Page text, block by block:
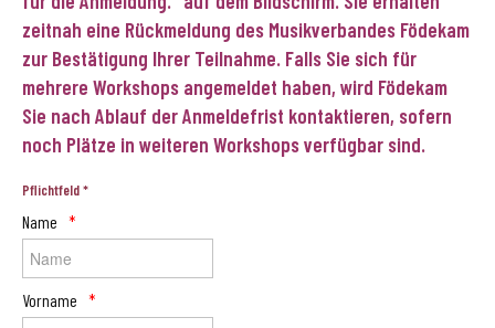
zeitnah eine Rückmeldung des Musikverbandes Födekam
zur Bestätigung Ihrer Teilnahme. Falls Sie sich für
mehrere Workshops angemeldet haben, wird Födekam
Sie nach Ablauf der Anmeldefrist kontaktieren, sofern
noch Plätze in weiteren Workshops verfügbar sind.
Pflichtfeld *
Name
Vorname